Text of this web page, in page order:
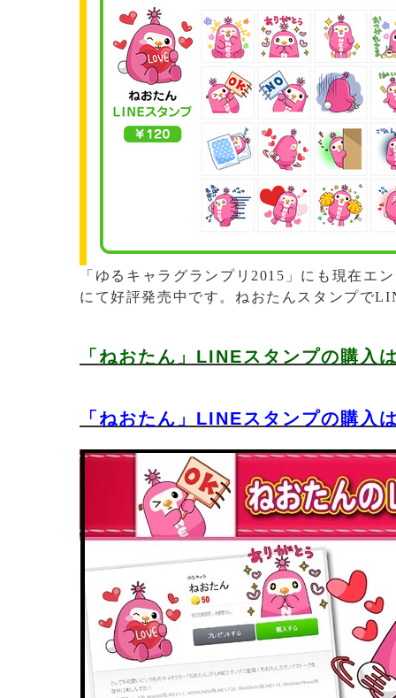
「ゆるキャラグランプリ2015」にも現在
にて好評発売中です。ねおたんスタンプで
「ねおたん」LINEスタンプの購入
「ねおたん」LINEスタンプの購入